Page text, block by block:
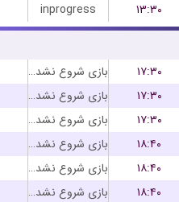
inprogress
۱۳:۳۰
بازی شروع نشده است
۱۷:۳۰
بازی شروع نشده است
۱۷:۳۰
بازی شروع نشده است
۱۷:۳۰
بازی شروع نشده است
۱۸:۴۰
بازی شروع نشده است
۱۸:۴۰
بازی شروع نشده است
۱۸:۴۰